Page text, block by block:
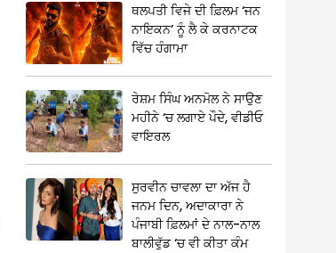
ਥਲਪਤੀ ਵਿਜੇ ਦੀ ਫ਼ਿਲਮ ‘ਜਨ
ਨਾਇਕਨ’ ਨੂੰ ਲੈ ਕੇ ਕਰਨਾਟਕ
ਵਿੱਚ ਹੰਗਾਮਾ
ਰੇਸ਼ਮ ਸਿੰਘ ਅਨਮੋਲ ਨੇ ਸਾਉਣ
ਮਹੀਨੇ ‘ਚ ਲਗਾਏ ਪੌਦੇ, ਵੀਡੀਓ
ਵਾਇਰਲ
ਸੁਰਵੀਨ ਚਾਵਲਾ ਦਾ ਅੱਜ ਹੈ
ਜਨਮ ਦਿਨ, ਅਦਾਕਾਰਾ ਨੇ
ਪੰਜਾਬੀ ਫ਼ਿਲਮਾਂ ਦੇ ਨਾਲ-ਨਾਲ
ਬਾਲੀਵੁੱਡ ‘ਚ ਵੀ ਕੀਤਾ ਕੰਮ